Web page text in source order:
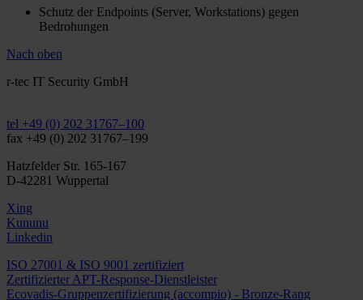
Schutz der Endpoints (Server, Workstations) gegen
Bedrohungen
Nach oben
r-tec IT Security GmbH
tel +49 (0) 202 31767–100
fax +49 (0) 202 31767–199
Hatzfelder Str. 165-167
D-42281 Wuppertal
Xing
Kununu
Linkedin
ISO 27001 & ISO 9001 zertifiziert
Zertifizierter APT-Response-Dienstleister
Ecovadis-Gruppenzertifizierung (accompio) - Bronze-Rang